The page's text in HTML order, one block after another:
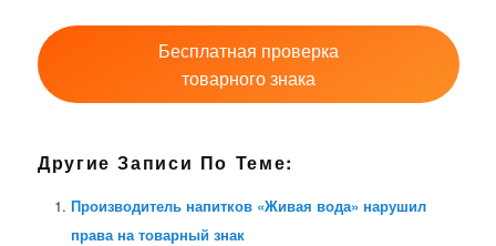
Бесплатная проверка
товарного знака
Другие Записи По Теме:
Производитель напитков «Живая вода» нарушил
права на товарный знак